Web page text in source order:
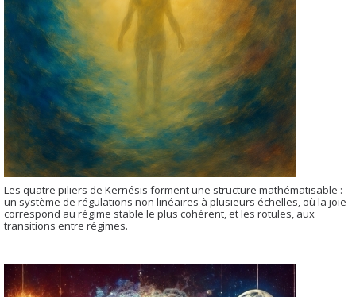
Les quatre piliers de Kernésis forment une structure mathématisable :
un système de régulations non linéaires à plusieurs échelles, où la joie
correspond au régime stable le plus cohérent, et les rotules, aux
transitions entre régimes.